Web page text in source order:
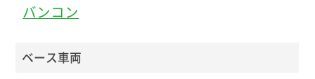
バンコン
ベース車両